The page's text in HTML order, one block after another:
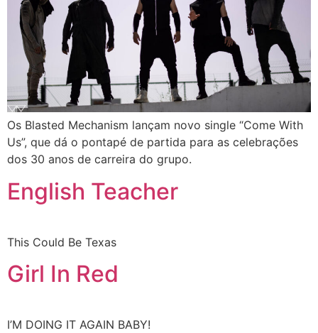
Os Blasted Mechanism lançam novo single “Come With
Us”, que dá o pontapé de partida para as celebrações
dos 30 anos de carreira do grupo.
English Teacher
This Could Be Texas
Girl In Red
I’M DOING IT AGAIN BABY!